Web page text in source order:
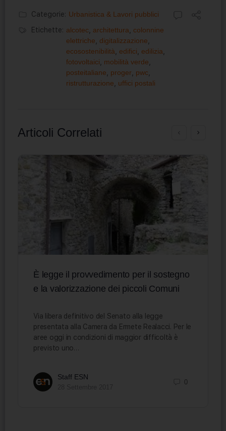
Categorie: Urbanistica & Lavori pubblici
Etichette: alcotec architettura
colonnine
elettriche
digitalizzazione
ecosostenibilità
edifici edilizia
fotovoltaici
mobilità verde
posteitaliane
proger pwc
ristrutturazione
uffici postali
Articoli Correlati
È legge il provvedimento per il sostegno
e la valorizzazione dei piccoli Comuni
Via libera definitivo del Senato alla legge
presentata alla Camera da Ermete Realacci. Per le
aree oggi in condizioni di maggior difficoltà è
previsto uno…
Staff ESN
0